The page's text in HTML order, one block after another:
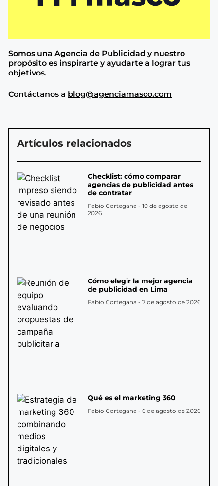
Somos una Agencia de Publicidad y nuestro
propósito es inspirarte y ayudarte a lograr tus
objetivos.
Contáctanos a blog@agenciamasco.com
Artículos relacionados
Checklist: cómo comparar
agencias de publicidad antes
de contratar
Fabio Cortegana
10 de agosto de
2026
Cómo elegir la mejor agencia
de publicidad en Lima
Fabio Cortegana 7 de agosto de 2026
Qué es el marketing 360
Fabio Cortegana 6 de agosto de 2026